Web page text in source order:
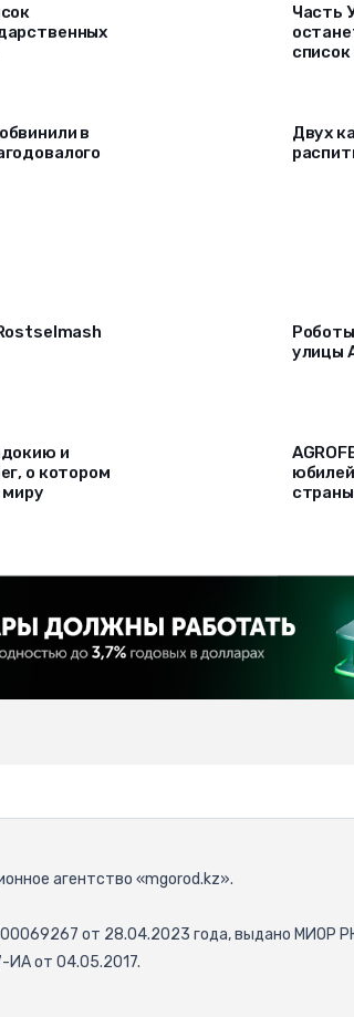
Часть
список
в
Двух
улицы
и
о котором
миру
страны
агентство «mgorod.kz».
от 28.04.2023 года, выдано МИОР
ИА от 04.05.2017.